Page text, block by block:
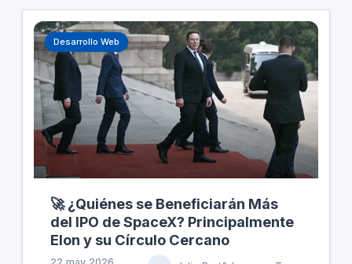
reutilización exitosa de la etapa de refuerzo del
cohete destaca en este proceso.
Desarrollo Web
🚀 ¿Quiénes se Beneficiarán Más
del IPO de SpaceX? Principalmente
Elon y su Círculo Cercano
22 may 2026